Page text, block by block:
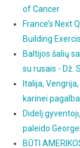
of Cancer
France’s Next
Building
Baltijos šalių
su rusais - Dž.
Italija,
karinei
Didelį
paleido
BŪTI